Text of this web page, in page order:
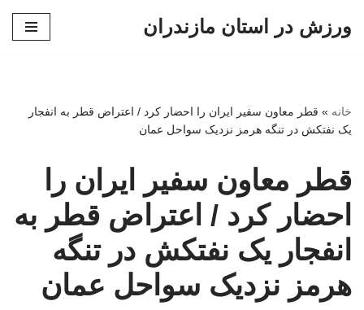
ورزش در استان مازندران
خانه » قطر معاون سفیر ایران را احضار کرد / اعتراض قطر به انفجار
یک نفتکش در تنگه هرمز نزدیک سواحل عمان
قطر معاون سفیر ایران را
احضار کرد / اعتراض قطر به
انفجار یک نفتکش در تنگه
هرمز نزدیک سواحل عمان